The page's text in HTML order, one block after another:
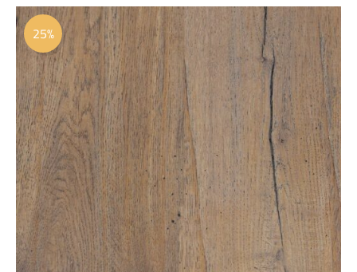
25%
السعر
الأصلي
هو:
 48.00.
السعر
الحالي
هو:
 36.00.